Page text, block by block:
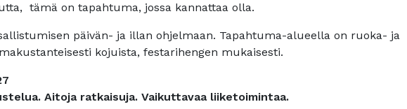
tämä on tapahtuma, jossa kannattaa olla.
päivän- ja illan ohjelmaan. Tapahtuma-alueella on ruoka- ja
kojuista, festarihengen mukaisesti.
Aitoja ratkaisuja. Vaikuttavaa liiketoimintaa.